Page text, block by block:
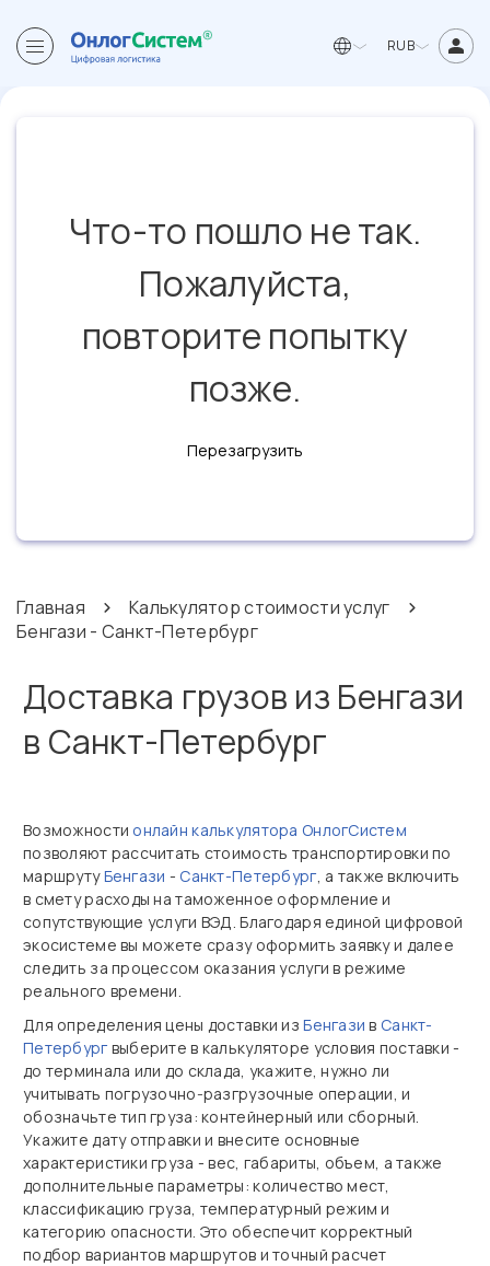
RUB
Что-то пошло не так.
Пожалуйста,
повторите попытку
позже.
Перезагрузить
Главная
Калькулятор стоимости услуг
Бенгази - Санкт-Петербург
Доставка грузов из Бенгази
в Санкт-Петербург
Возможности онлайн калькулятора ОнлогСистем
позволяют рассчитать стоимость транспортировки по
маршрутуБенгази - Санкт-Петербург, а также включить
в смету расходы на таможенное оформление и
сопутствующие услуги ВЭД. Благодаря единой цифровой
экосистеме вы можете сразу оформить заявку и далее
следить за процессом оказания услуги в режиме
реального времени.
Для определения цены доставки изБенгази в Санкт-
Петербург выберите в калькуляторе условия поставки -
до терминала или до склада, укажите, нужно ли
учитывать погрузочно‑разгрузочные операции, и
обозначьте тип груза: контейнерный или сборный.
Укажите дату отправки и внесите основные
характеристики груза - вес, габариты, объем, а также
дополнительные параметры: количество мест,
классификацию груза, температурный режим и
категорию опасности. Это обеспечит корректный
подбор вариантов маршрутов и точный расчет